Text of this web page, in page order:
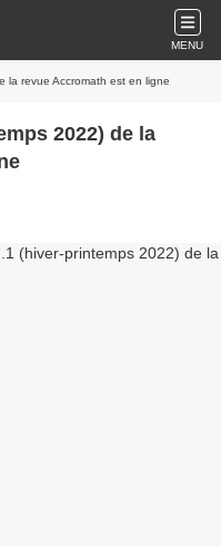
MENU
la revue Accromath est en ligne
2022) de la